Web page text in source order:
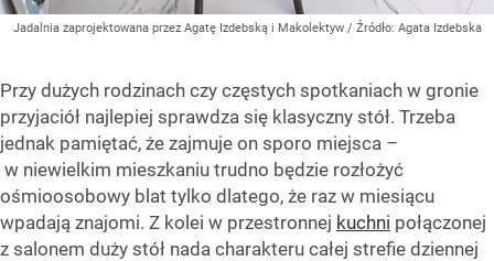
Jadalnia zaprojektowana przez Agatę Izdebską i Makolektyw / Źródło: Agata Izdebska
Przy dużych rodzinach czy częstych spotkaniach w gronie
przyjaciół najlepiej sprawdza się klasyczny stół. Trzeba
jednak pamiętać, że zajmuje on sporo miejsca –
w niewielkim mieszkaniu trudno będzie rozłożyć
ośmioosobowy blat tylko dlatego, że raz w miesiącu
wpadają znajomi. Z kolei w przestronnej kuchni połączonej
z salonem duży stół nada charakteru całej strefie dziennej